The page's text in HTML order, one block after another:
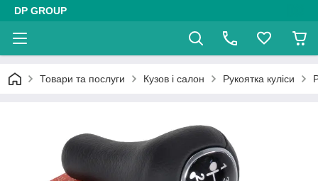
DP GROUP
Товари та послуги Кузов і салон Рукоятка куліси